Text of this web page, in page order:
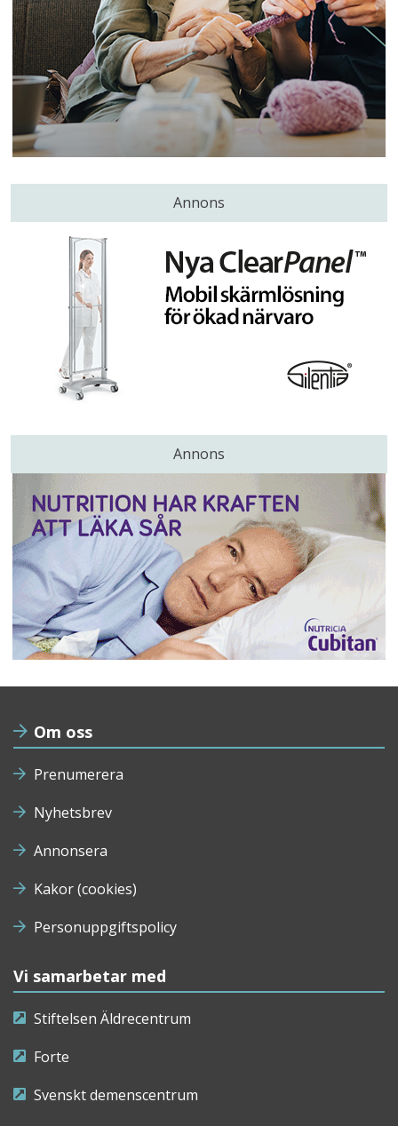
Annons
Annons
Om oss
Prenumerera
Nyhetsbrev
Annonsera
Kakor (cookies)
Personuppgiftspolicy
Vi samarbetar med
Stiftelsen Äldrecentrum
Forte
Svenskt demenscentrum